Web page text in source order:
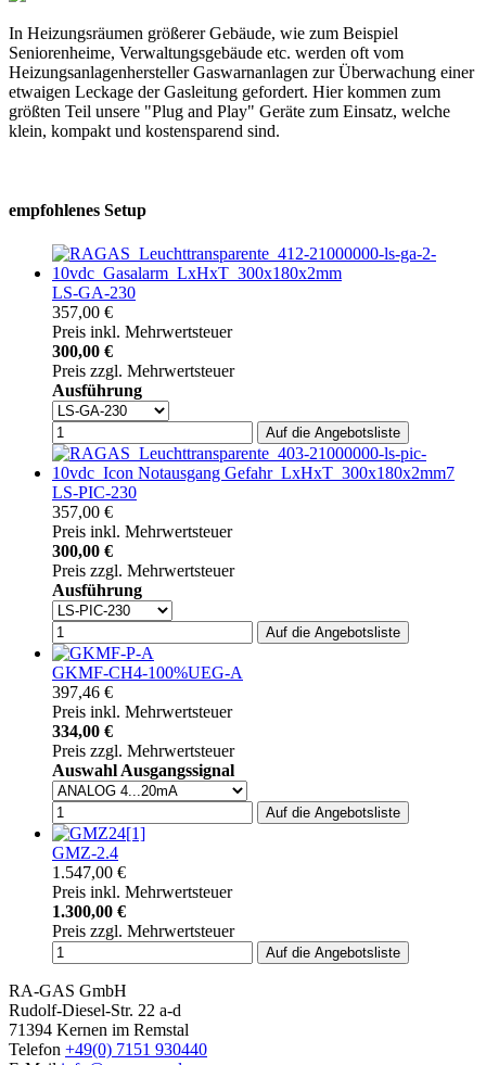
In Heizungsräumen größerer Gebäude, wie zum Beispiel
Seniorenheime, Verwaltungsgebäude etc. werden oft vom
Heizungsanlagenhersteller Gaswarnanlagen zur Überwachung einer
etwaigen Leckage der Gasleitung gefordert. Hier kommen zum
größten Teil unsere "Plug and Play" Geräte zum Einsatz, welche
klein, kompakt und kostensparend sind.
empfohlenes Setup
LS-GA-230
357,00 €
Preis inkl. Mehrwertsteuer
300,00 €
Preis zzgl. Mehrwertsteuer
Ausführung
LS-PIC-230
357,00 €
Preis inkl. Mehrwertsteuer
300,00 €
Preis zzgl. Mehrwertsteuer
Ausführung
GKMF-CH4-100%UEG-A
397,46 €
Preis inkl. Mehrwertsteuer
334,00 €
Preis zzgl. Mehrwertsteuer
Auswahl Ausgangssignal
GMZ-2.4
1.547,00 €
Preis inkl. Mehrwertsteuer
1.300,00 €
Preis zzgl. Mehrwertsteuer
RA-GAS GmbH
Rudolf-Diesel-Str. 22 a-d
71394 Kernen im Remstal
Telefon +49(0) 7151 930440